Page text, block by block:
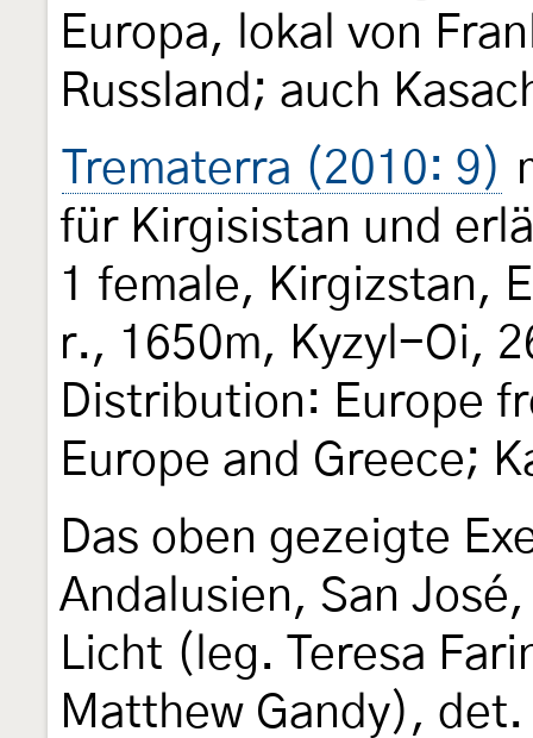
Europa, lokal von
Russland; auch
Trematerra (2010: 9)
für Kirgisistan und
1 female, Kirgizstan,
r., 1650m, Kyzyl-Oi,
Distribution: Europe
Europe and Greece;
Das oben gezeigte
Andalusien, San
Licht (leg. Teresa
Matthew Gandy),